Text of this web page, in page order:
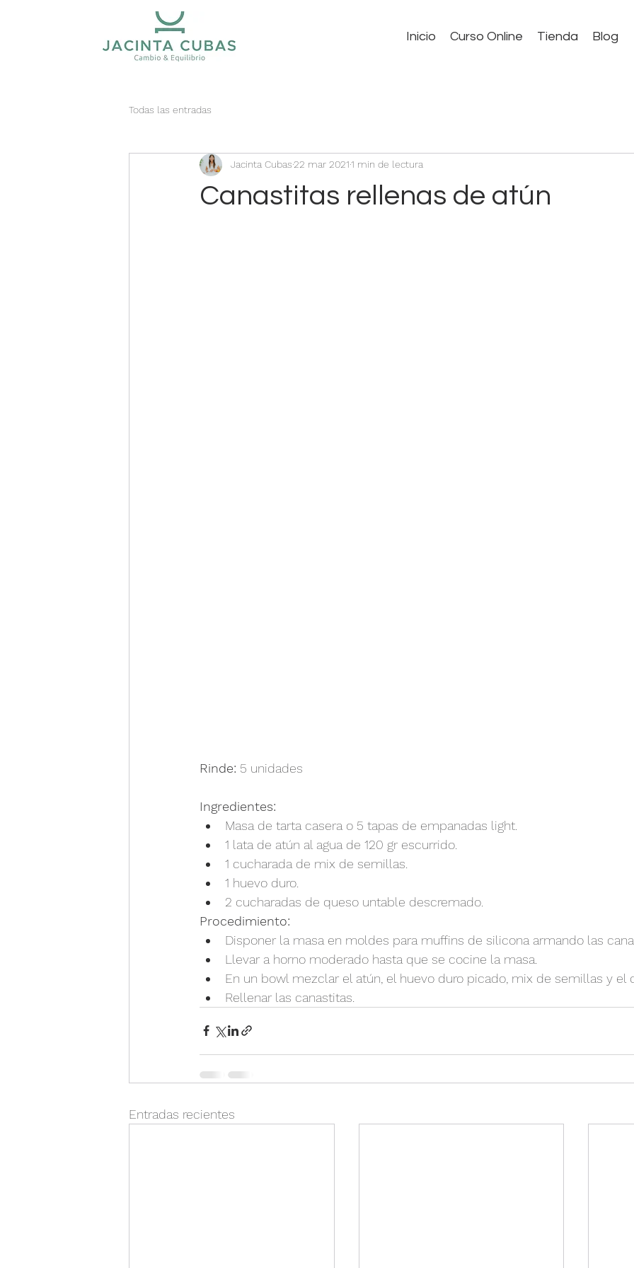
Inicio Curso Online Tienda Blog
Todas las entradas
Canastitas rellenas de atún
Jacinta Cubas22 mar 2021 1 min de lectura
Rinde: 5 unidades
Ingredientes:
Masa de tarta casera o 5 tapas de empanadas light.
1 lata de atún al agua de 120 gr escurrido.
1 cucharada de mix de semillas.
1 huevo duro.
2 cucharadas de queso untable descremado.
Procedimiento:
Disponer la masa en moldes para muffins de silicona armando las
Llevar a horno moderado hasta que se cocine la masa.
En un bowl mezclar el atún, el huevo duro picado, mix de semillas y el
Rellenar las canastitas.
Entradas recientes